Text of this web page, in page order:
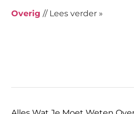
Overig // Lees verder »